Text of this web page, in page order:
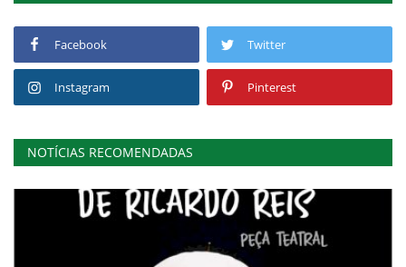
Facebook Twitter
Instagram Pinterest
NOTÍCIAS RECOMENDADAS